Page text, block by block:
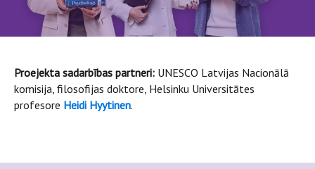
Proejekta sadarbības partneri: UNESCO Latvijas Nacionālā
komisija, filosofijas doktore, Helsinku Universitātes
profesore Heidi Hyytinen.